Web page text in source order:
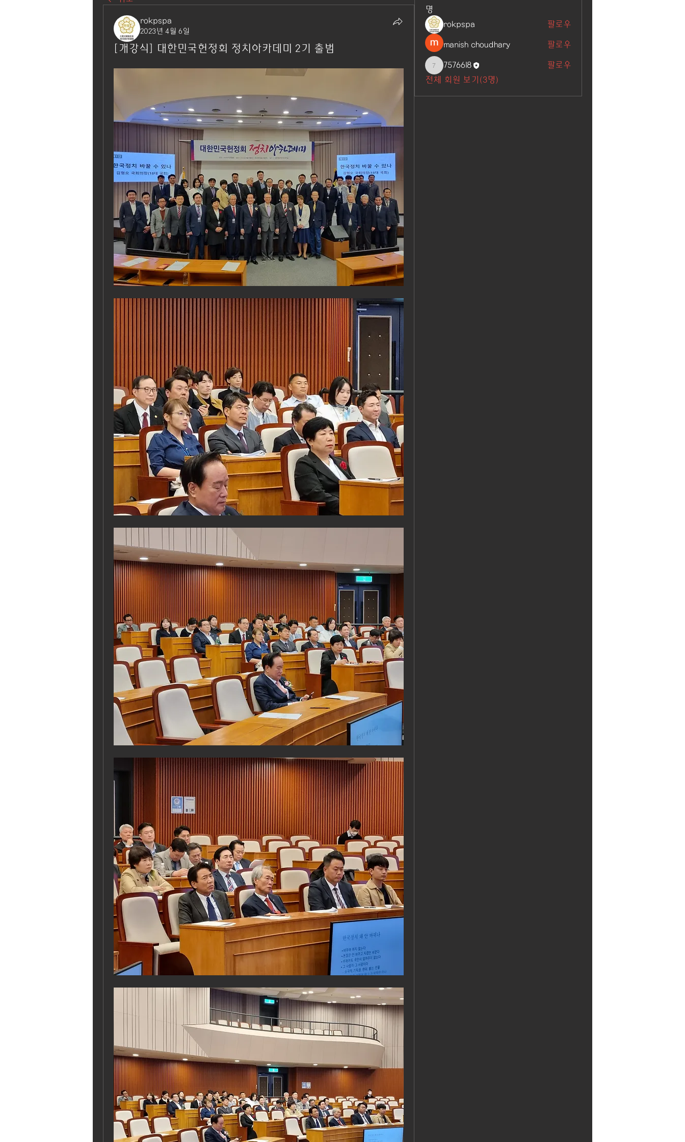
rokpspa
2023년 4월 6일
[개강식] 대한민국헌정회 정치아카데미 2기 출범
명
rokpspa
팔로우
manish choudhary 팔로우
7576618
7576618
팔로우
전체 회원 보기(3명)